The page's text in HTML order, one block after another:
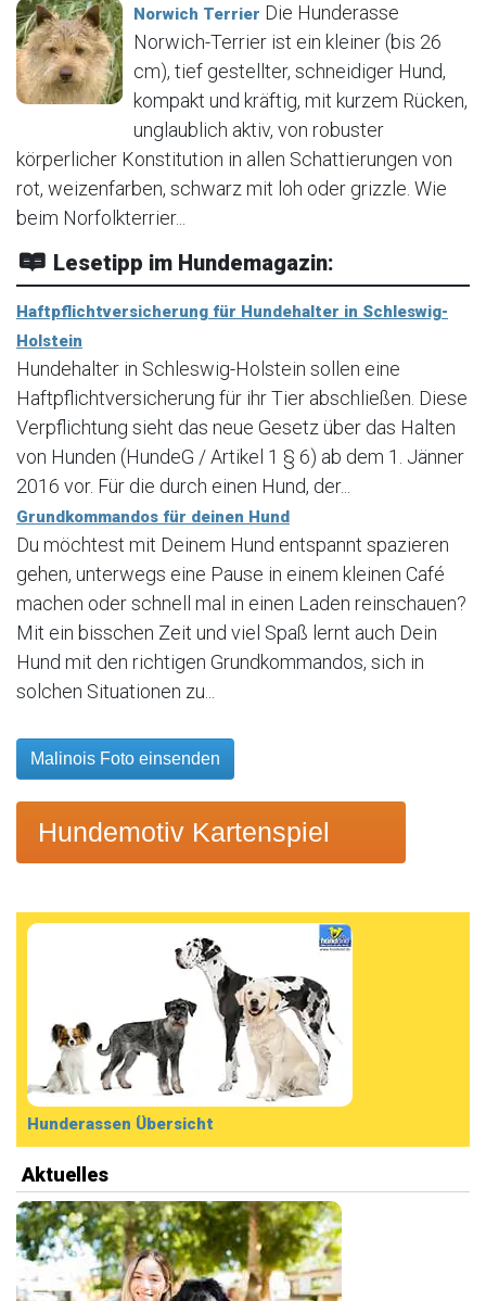
Norwich Terrier Die Hunderasse
Norwich-Terrier ist ein kleiner (bis 26
cm), tief gestellter, schneidiger Hund,
kompakt und kräftig, mit kurzem Rücken,
unglaublich aktiv, von robuster
körperlicher Konstitution in allen Schattierungen von
rot, weizenfarben, schwarz mit loh oder grizzle. Wie
beim Norfolkterrier...
Lesetipp im Hundemagazin:
Haftpflichtversicherung für Hundehalter in Schleswig-
Holstein
Hundehalter in Schleswig-Holstein sollen eine
Haftpflichtversicherung für ihr Tier abschließen. Diese
Verpflichtung sieht das neue Gesetz über das Halten
von Hunden (HundeG / Artikel 1 § 6) ab dem 1. Jänner
2016 vor. Für die durch einen Hund, der...
Grundkommandos für deinen Hund
Du möchtest mit Deinem Hund entspannt spazieren
gehen, unterwegs eine Pause in einem kleinen Café
machen oder schnell mal in einen Laden reinschauen?
Mit ein bisschen Zeit und viel Spaß lernt auch Dein
Hund mit den richtigen Grundkommandos, sich in
solchen Situationen zu...
Malinois Foto einsenden
Hundemotiv Kartenspiel
Hunderassen Übersicht
Aktuelles